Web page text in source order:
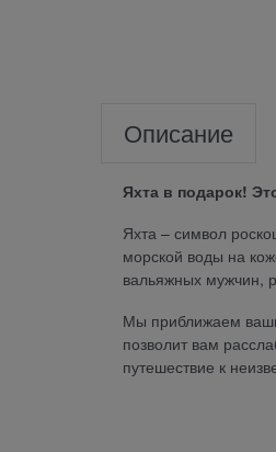
Описание
Яхта в подарок!
Яхта – символ
морской воды на
вальяжных мужчин,
Мы приближаем
позволит вам
путешествие к